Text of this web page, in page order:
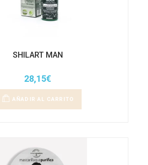
SHILART MAN
28,15€
AÑADIR AL CARRITO